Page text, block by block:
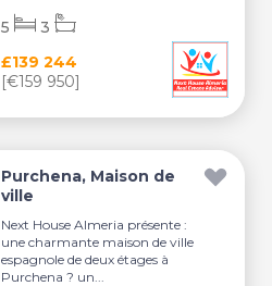
£139 244
[€159 950]
5 3
Purchena, Maison de
ville
Next House Almeria présente :
une charmante maison de ville
espagnole de deux étages à
Purchena ? un...